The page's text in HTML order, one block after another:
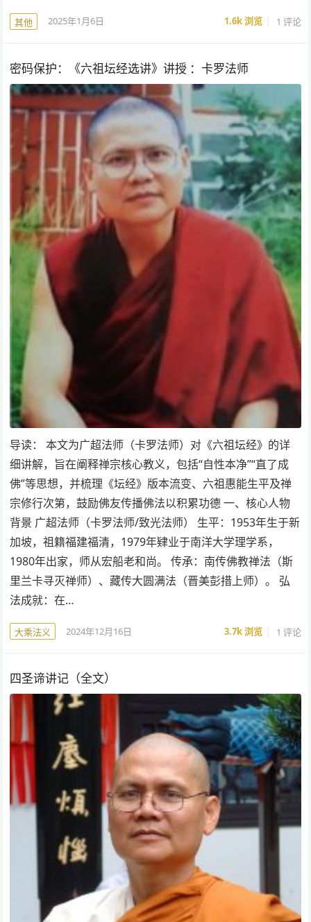
其他 2025年1月6日 1.6k浏览 1 评论
密码保护：《六祖坛经选讲》讲授 ：卡罗法师
导读： 本文为广超法师（卡罗法师）对《六祖坛经》的详
细讲解，旨在阐释禅宗核心教义，包括“自性本净”“直了成
佛”等思想，并梳理《坛经》版本流变、六祖惠能生平及禅
宗修行次第，鼓励佛友传播佛法以积累功德 一、核心人物
背景 广超法师（卡罗法师/致光法师） 生平：1953年生于新
加坡，祖籍福建福清，1979年肄业于南洋大学理学系，
1980年出家，师从宏船老和尚。 传承：南传佛教禅法（斯
里兰卡寻灭禅师）、藏传大圆满法（晋美彭措上师）。 弘
法成就：在…
大乘法义 2024年12月16日 3.7k浏览 1 评论
四圣谛讲记（全文）